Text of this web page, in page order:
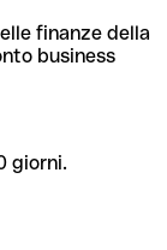
finanze della
business
giorni.